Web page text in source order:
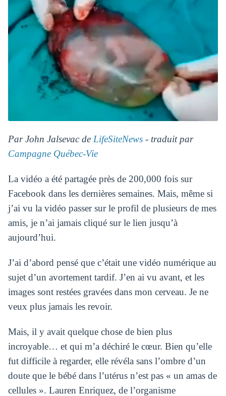
Par John Jalsevac de LifeSiteNews- traduit par
Campagne Québec-Vie
La vidéo a été partagée près de 200,000 fois sur
Facebook dans les dernières semaines. Mais, même si
j’ai vu la vidéo passer sur le profil de plusieurs de mes
amis, je n’ai jamais cliqué sur le lien jusqu’à
aujourd’hui.
J’ai d’abord pensé que c’était une vidéo numérique au
sujet d’un avortement tardif. J’en ai vu avant, et les
images sont restées gravées dans mon cerveau. Je ne
veux plus jamais les revoir.
Mais, il y avait quelque chose de bien plus
incroyable… et qui m’a déchiré le cœur. Bien qu’elle
fut difficile à regarder, elle révéla sans l’ombre d’un
doute que le bébé dans l’utérus n’est pas « un amas de
cellules ». Lauren Enriquez, de l’organisme